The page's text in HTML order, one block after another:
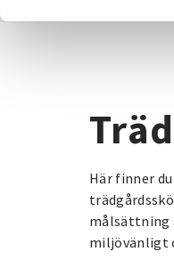
Här finner
målsättning
miljövänligt